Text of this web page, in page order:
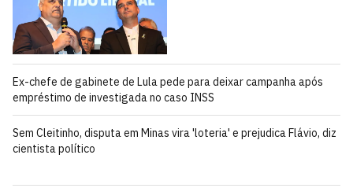
Ex-chefe de gabinete de Lula pede para deixar campanha após
empréstimo de investigada no caso INSS
Sem Cleitinho, disputa em Minas vira 'loteria' e prejudica Flávio, diz
cientista político